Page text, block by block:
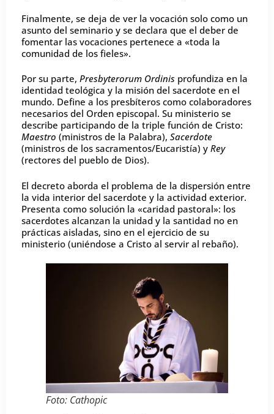
Finalmente, se deja de ver la vocación solo como un
asunto del seminario y se declara que el deber de
fomentar las vocaciones pertenece a «toda la
comunidad de los fieles».
Por su parte, Presbyterorum Ordinis profundiza en la
identidad teológica y la misión del sacerdote en el
mundo. Define a los presbíteros como colaboradores
necesarios del Orden episcopal. Su ministerio se
describe participando de la triple función de Cristo:
Maestro (ministros de la Palabra), Sacerdote
(ministros de los sacramentos/Eucaristía) y Rey
(rectores del pueblo de Dios).
El decreto aborda el problema de la dispersión entre
la vida interior del sacerdote y la actividad exterior.
Presenta como solución la «caridad pastoral»: los
sacerdotes alcanzan la unidad y la santidad no en
prácticas aisladas, sino en el ejercicio de su
ministerio (uniéndose a Cristo al servir al rebaño).
Foto: Cathopic